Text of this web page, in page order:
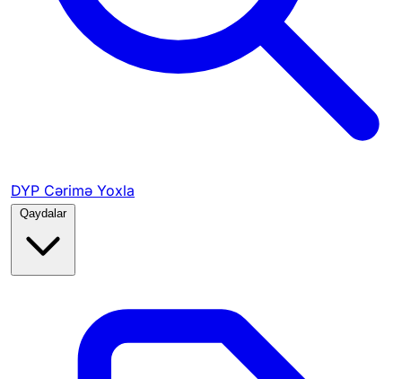
DYP Cərimə Yoxla
Qaydalar